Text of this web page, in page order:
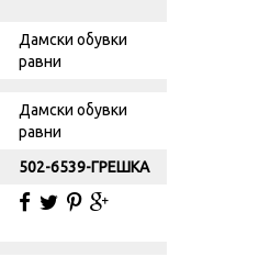
Дамски обувки
равни
Дамски обувки
равни
502-6539-ГРЕШКА